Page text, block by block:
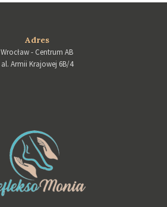
Adres
Wrocław - Centrum AB
al. Armii Krajowej 6B/4